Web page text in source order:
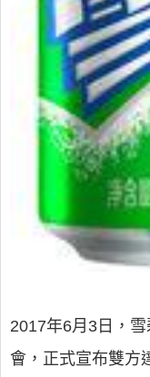
2017年6月3日，
會，正式宣布雙方